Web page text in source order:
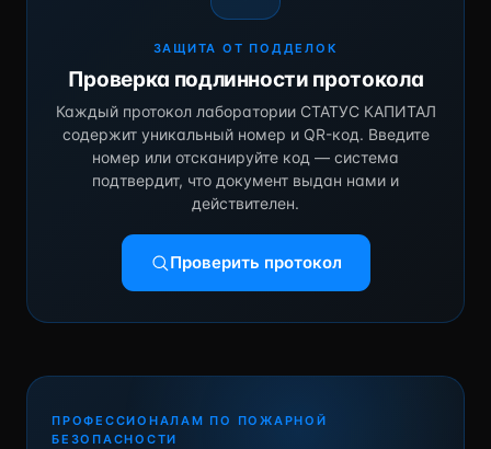
ЗАЩИТА ОТ ПОДДЕЛОК
Проверка подлинности протокола
Каждый протокол лаборатории СТАТУС КАПИТАЛ
содержит уникальный номер и QR-код. Введите
номер или отсканируйте код — система
подтвердит, что документ выдан нами и
действителен.
Проверить протокол
ПРОФЕССИОНАЛАМ ПО ПОЖАРНОЙ
БЕЗОПАСНОСТИ